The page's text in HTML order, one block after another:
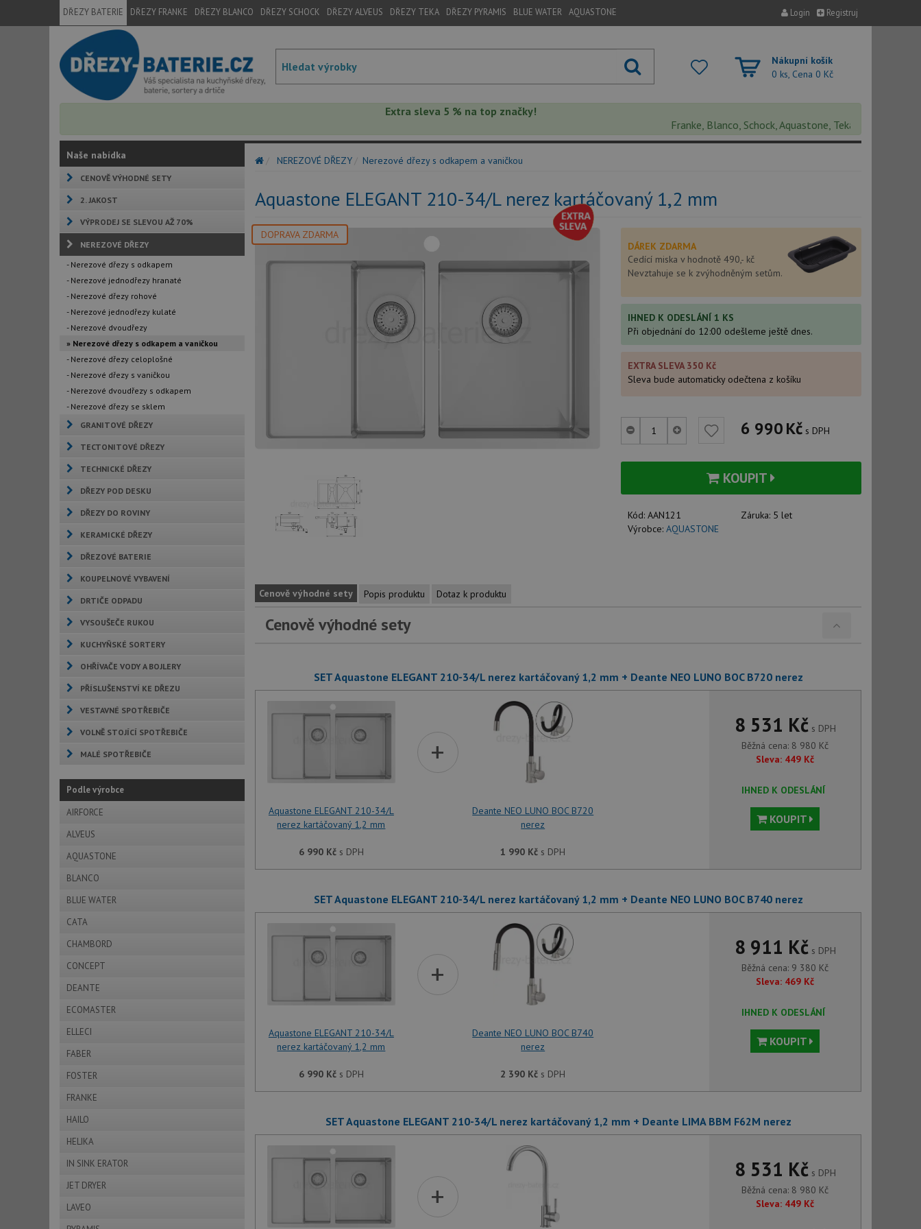
DŘEZY BATERIE DŘEZY FRANKE DŘEZY BLANCO DŘEZY SCHOCK DŘEZY ALVEUS DŘEZY TEKA DŘEZY PYRAMIS BLUE WATER AQUASTONE Login Registruj
Nákupní košík
0 ks, Cena 0 Kč
Extra sleva 5 % na top značky!
Franke, Blanco, Schock, Aquastone, Teka, Helika, Deante,
Naše nabídka
CENOVĚ VÝHODNÉ SETY
2. JAKOST
VÝPRODEJ SE SLEVOU AŽ 70%
NEREZOVÉ DŘEZY
- Nerezové dřezy s odkapem
- Nerezové jednodřezy hranaté
- Nerezové dřezy rohové
- Nerezové jednodřezy kulaté
- Nerezové dvoudřezy
» Nerezové dřezy s odkapem a vaničkou
- Nerezové dřezy celoplošné
- Nerezové dřezy s vaničkou
- Nerezové dvoudřezy s odkapem
- Nerezové dřezy se sklem
GRANITOVÉ DŘEZY
TECTONITOVÉ DŘEZY
TECHNICKÉ DŘEZY
DŘEZY POD DESKU
DŘEZY DO ROVINY
KERAMICKÉ DŘEZY
DŘEZOVÉ BATERIE
KOUPELNOVÉ VYBAVENÍ
DRTIČE ODPADU
VYSOUŠEČE RUKOU
KUCHYŇSKÉ SORTERY
OHŘÍVAČE VODY A BOJLERY
PŘÍSLUŠENSTVÍ KE DŘEZU
VESTAVNÉ SPOTŘEBIČE
VOLNĚ STOJÍCÍ SPOTŘEBIČE
MALÉ SPOTŘEBIČE
Podle výrobce
AIRFORCE
ALVEUS
AQUASTONE
BLANCO
BLUE WATER
CATA
CHAMBORD
CONCEPT
DEANTE
ECOMASTER
ELLECI
FABER
FOSTER
FRANKE
HAILO
HELIKA
IN SINK ERATOR
JET DRYER
LAVEO
NEREZOVÉ DŘEZY Nerezové dřezy s odkapem a vaničkou
Aquastone ELEGANT 210-34/L nerez kartáčovaný 1,2 mm
DOPRAVA ZDARMA
DÁREK ZDARMA
Cedící miska v hodnotě 490,- kč
Nevztahuje se k zvýhodněným setům.
IHNED K ODESLÁNÍ 1 KS
Při objednání do 12:00 odešleme ještě dnes.
EXTRA SLEVA 350 Kč
Sleva bude automaticky odečtena z košíku
6 990Kč s DPH
KOUPIT
Kód: AAN121 Záruka: 5 let
Výrobce: AQUASTONE
Cenově výhodné sety Popis produktu Dotaz k produktu
Cenově výhodné sety
SET Aquastone ELEGANT 210-34/L nerez kartáčovaný 1,2 mm + Deante NEO LUNO BOC B720 nerez
Aquastone ELEGANT 210-34/L
nerez kartáčovaný 1,2 mm
6 990 Kčs DPH
+
Deante NEO LUNO BOC B720
nerez
1 990 Kč s DPH
8 531 Kčs DPH
Běžná cena: 8 980 Kč
Sleva: 449 Kč
IHNED K ODESLÁNÍ
KOUPIT
SET Aquastone ELEGANT 210-34/L nerez kartáčovaný 1,2 mm + Deante NEO LUNO BOC B740 nerez
Aquastone ELEGANT 210-34/L
nerez kartáčovaný 1,2 mm
6 990 Kčs DPH
+
Deante NEO LUNO BOC B740
nerez
2 390 Kč s DPH
8 911 Kčs DPH
Běžná cena: 9 380 Kč
Sleva: 469 Kč
IHNED K ODESLÁNÍ
KOUPIT
SET Aquastone ELEGANT 210-34/L nerez kartáčovaný 1,2 mm + Deante LIMA BBM F62M nerez
+
8 531 Kčs DPH
Běžná cena: 8 980 Kč
Sleva: 449 Kč